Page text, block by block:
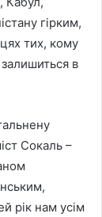
гірким,
тих, кому
в
Сокаль –
рік нам усім